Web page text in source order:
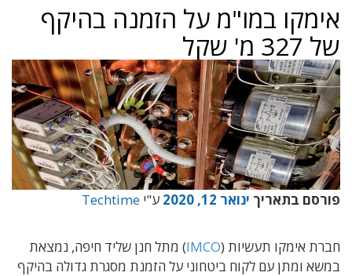
אימקו במו"מ על הזמנה בהיקף
של 327 מ' שקל
פורסם בתאריך ינואר 12, 2020 ע"י Techtime
חברת אימקו תעשיות (IMCO) מתל חנן שליד חיפה, נמצאת
במשא ומתן עם לקוח ביטחוני על הזמנת מסגרת גדולה בהיקף